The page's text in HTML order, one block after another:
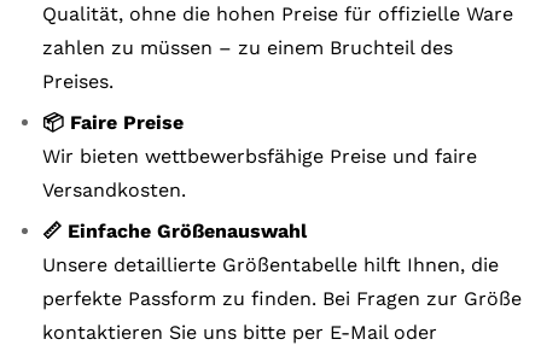
Qualität, ohne die hohen Preise für offizielle Ware
zahlen zu müssen – zu einem Bruchteil des
Preises.
📦 Faire Preise
Wir bieten wettbewerbsfähige Preise und faire
Versandkosten.
📏 Einfache Größenauswahl
Unsere detaillierte Größentabelle hilft Ihnen, die
perfekte Passform zu finden. Bei Fragen zur Größe
kontaktieren Sie uns bitte per E-Mail oder